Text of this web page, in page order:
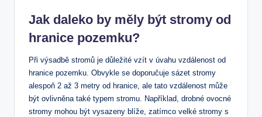
Jak daleko by měly být stromy od
hranice pozemku?
Při výsadbě stromů je důležité vzít v úvahu vzdálenost od
hranice pozemku. Obvykle se doporučuje sázet stromy
alespoň 2 až 3 metry od hranice, ale tato vzdálenost může
být ovlivněna také typem stromu. Například, drobné ovocné
stromy mohou být vysazeny blíže, zatímco velké stromy s